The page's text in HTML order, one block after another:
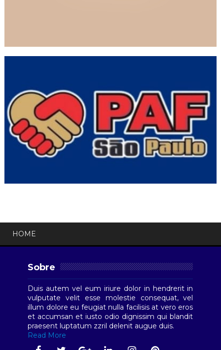
HOME
Sobre
Duis autem vel eum iriure dolor in hendrerit in
vulputate velit esse molestie consequat, vel
illum dolore eu feugiat nulla facilisis at vero eros
et accumsan et iusto odio dignissim qui blandit
praesent luptatum zzril delenit augue duis.
Read More